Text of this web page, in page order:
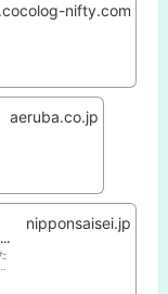
nifty.com
aeruba.co.jp
認定NPO法人 日本再生プログラム推進フォーラム
nipponsaisei.jp